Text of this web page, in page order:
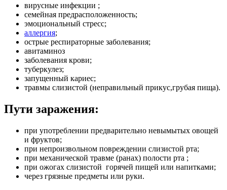
вирусные инфекции ;
семейная предрасположенность;
эмоциональный стресс;
аллергия;
острые респираторные заболевания;
авитаминоз
заболевания крови;
туберкулез;
запущенный кариес;
травмы слизистой (неправильный прикус,грубая пища).
Пути заражения:
при употреблении предварительно невымытых овощей
и фруктов;
при непроизвольном повреждении слизистой рта;
при механической травме (ранах) полости рта ;
при ожогах слизистой горячей пищей или напитками;
через грязные предметы или руки.